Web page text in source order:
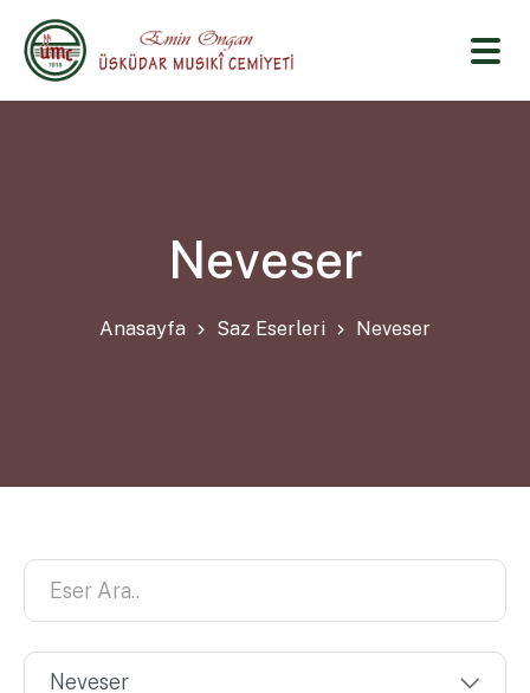
Neveser
Anasayfa Saz Eserleri Neveser